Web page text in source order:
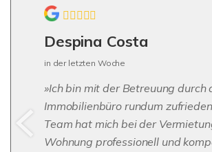
Despina Costa
in der letzten Woche
Ich bin mit der Betreuung durch
Immobilienbüro rundum
Team hat mich bei der
Wohnung professionell und